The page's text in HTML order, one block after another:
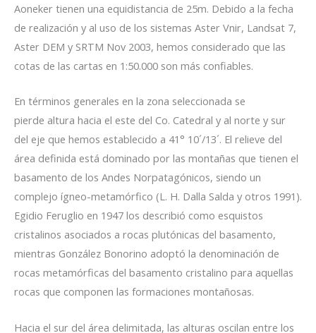
Aoneker tienen una equidistancia de 25m. Debido a la fecha
de realización y al uso de los sistemas Aster Vnir, Landsat 7,
Aster DEM y SRTM Nov 2003, hemos considerado que las
cotas de las cartas en 1:50.000 son más confiables.
En términos generales en la zona seleccionada se
pierde altura hacia el este del Co. Catedral y al norte y sur
del eje que hemos establecido a 41° 10´/13´. El relieve del
área definida está dominado por las montañas que tienen el
basamento de los Andes Norpatagónicos, siendo un
complejo ígneo-metamórfico (L. H. Dalla Salda y otros 1991).
Egidio Feruglio en 1947 los describió como esquistos
cristalinos asociados a rocas plutónicas del basamento,
mientras González Bonorino adoptó la denominación de
rocas metamórficas del basamento cristalino para aquellas
rocas que componen las formaciones montañosas.
Hacia el sur del área delimitada, las alturas oscilan entre los